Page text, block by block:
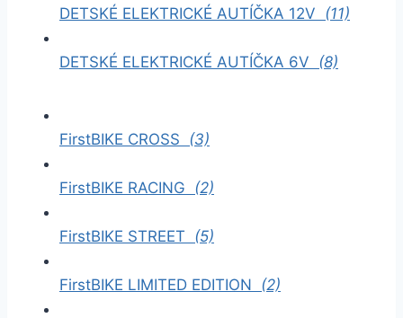
DETSKÉ ELEKTRICKÉ AUTÍČKA 12V (11)
DETSKÉ ELEKTRICKÉ AUTÍČKA 6V (8)
FirstBIKE CROSS (3)
FirstBIKE RACING (2)
FirstBIKE STREET (5)
FirstBIKE LIMITED EDITION (2)